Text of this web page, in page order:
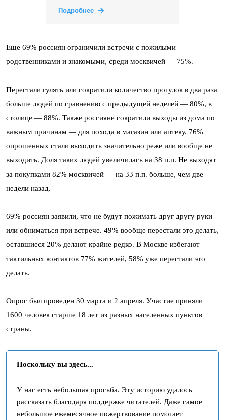
Подробнее
Еще 69% россиян ограничили встречи с пожилыми
родственниками и знакомыми, среди москвичей — 75%.
Перестали гулять или сократили количество прогулок в два раза
больше людей по сравнению с предыдущей неделей — 80%, в
столице — 88%. Также россияне сократили выходы из дома по
важным причинам — для похода в магазин или аптеку. 76%
опрошенных стали выходить значительно реже или вообще не
выходить. Доля таких людей увеличилась на 38 п.п. Не выходят
за покупками 82% москвичей — на 33 п.п. больше, чем две
недели назад.
69% россиян заявили, что не будут пожимать друг другу руки
или обниматься при встрече. 49% вообще перестали это делать,
оставшиеся 20% делают крайне редко. В Москве избегают
тактильных контактов 77% жителей, 58% уже перестали это
делать.
Опрос был проведен 30 марта и 2 апреля. Участие приняли
1600 человек старше 18 лет из разных населенных пунктов
страны.
Поскольку вы здесь...
У нас есть небольшая просьба. Эту историю удалось
рассказать благодаря поддержке читателей. Даже самое
небольшое ежемесячное пожертвование помогает